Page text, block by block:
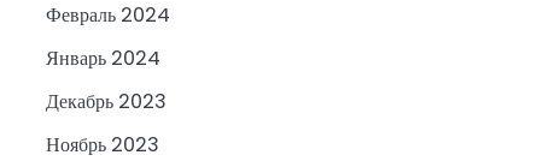
Февраль 2024
Январь 2024
Декабрь 2023
Ноябрь 2023